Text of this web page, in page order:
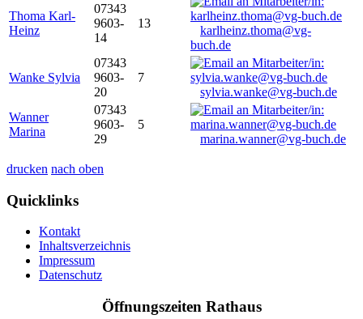
Thoma Karl-
Heinz
07343
9603-
14
13
karlheinz.thoma@vg-
buch.de
Wanke Sylvia
07343
9603-
20
7
sylvia.wanke@vg-buch.de
Wanner
Marina
07343
9603-
29
5
marina.wanner@vg-buch.de
drucken nach oben
Quicklinks
Kontakt
Inhaltsverzeichnis
Impressum
Datenschutz
Öffnungszeiten Rathaus